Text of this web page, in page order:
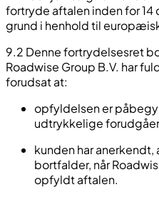
fortryde aftalen inden for 14
grund i henhold til
9.2 Denne fortrydelsesret
Roadwise Group B.V. har
forudsat at:
opfyldelsen er
udtrykkelige
kunden har
bortfalder, når
opfyldt aftalen.